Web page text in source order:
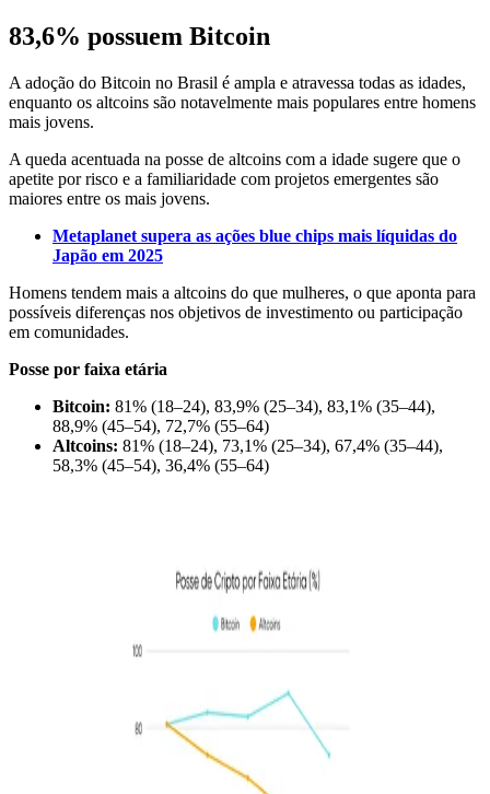
83,6% possuem Bitcoin
A adoção do Bitcoin no Brasil é ampla e atravessa todas as idades,
enquanto os altcoins são notavelmente mais populares entre homens
mais jovens.
A queda acentuada na posse de altcoins com a idade sugere que o
apetite por risco e a familiaridade com projetos emergentes são
maiores entre os mais jovens.
Metaplanet supera as ações blue chips mais líquidas do
Japão em 2025
Homens tendem mais a altcoins do que mulheres, o que aponta para
possíveis diferenças nos objetivos de investimento ou participação
em comunidades.
Posse por faixa etária
Bitcoin: 81% (18–24), 83,9% (25–34), 83,1% (35–44),
88,9% (45–54), 72,7% (55–64)
Altcoins: 81% (18–24), 73,1% (25–34), 67,4% (35–44),
58,3% (45–54), 36,4% (55–64)